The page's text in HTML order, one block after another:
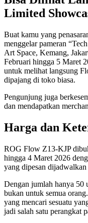
Limited
Buat kamu yang
menggelar pameran
Art Space, Kemang,
Februari hingga 5 Maret
untuk melihat langsung
dipajang di toko biasa.
Pengunjung juga
dan mendapatkan
Harga dan
ROG Flow Z13-KJP
hingga 4 Maret 2026
yang dipesan
Dengan jumlah hanya 50
bukan untuk semua
yang mencari sesuatu
jadi salah satu perangkat